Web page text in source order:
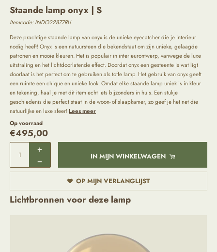
Staande lamp onyx | S
Itemcode: INDO22877RU
Deze prachtige staande lamp van onyx is de unieke eyecatcher die je interieur
nodig heeft! Onyx is een natuursteen die bekendstaat om zijn unieke, gelaagde
patronen en mooie kleuren. Het is populair in interieurontwerp, vanwege de luxe
uitstraling en het lichtdoorlatende effect. Doordat onyx een gesteente is wat ligt
doorlaat is het perfect om te gebruiken als toffe lamp. Het gebruik van onyx geeft
een ruimte een chique en unieke look. Omdat elke staande lamp uniek is in kleur
en tekening, haal je met dit item echt iets bijzonders in huis. Een stukje
geschiedenis die perfect staat in de woon- of slaapkamer, zo geef je het net die
natuurlijke en luxe sfeer!Lees meer
Op voorraad
€495,00
IN MIJN WINKELWAGEN
OP MIJN VERLANGLIJST
Lichtbronnen voor deze lamp